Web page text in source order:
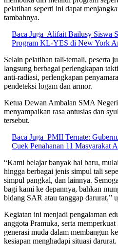
pelatihan seperti ini dapat
tambahnya.
Baca Juga Alifait Bailusy Siswa
Program KL-YES di New York
Selain pelatihan tali-temali, peserta
langsung berbagai perlengkapan
anti-radiasi, perlengkapan
pendeteksi logam dan armor.
Ketua Dewan Ambalan SMA
menyampaikan rasa antusias dan
tersebut.
Baca Juga PMII Ternate:
Cuek Penahanan 11 Masyarakat
“Kami belajar banyak hal baru,
hingga berbagai jenis simpul tali
simpul pangkal, dan lainnya.
bagi kami ke depannya, bahkan
bidang SAR atau tanggap darurat,”
Kegiatan ini menjadi pengalaman
anggota Pramuka, serta
generasi muda dalam membangun
kesiapan menghadapi situasi